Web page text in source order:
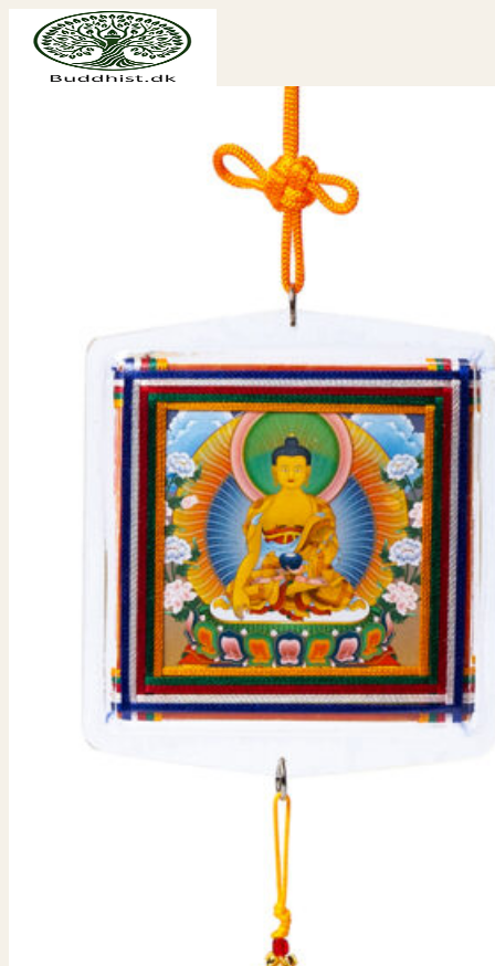
Fortsæt
indhold
Bøger
Chakra
Engle
Englekort
Drømmefanger
Livets Træ
Meditationspuder
Notesbog
Røgelse
Røgelsesholder
Saltlamper
Syngeskål
Palo Santo
Tingsha
Rumspray
Buddhisme
Bedeflag
Dorje
Masker
Krystalsten Turkis